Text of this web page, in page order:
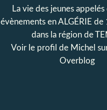
La vie des jeunes
évènements en ALGÉRIE
dans la région de
Voir le profil de Michel
Overblog